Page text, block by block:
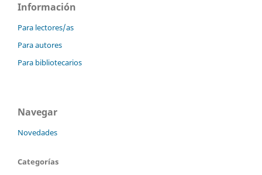
Información
Para lectores/as
Para autores
Para bibliotecarios
Navegar
Novedades
Categorías